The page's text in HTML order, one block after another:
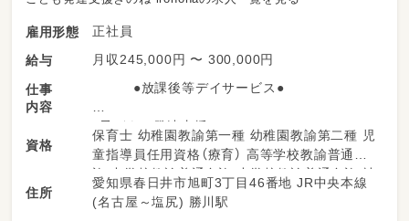
雇用形態
正社員
給与
月収245,000円 〜 300,000円
仕事
内容
●放課後等デイサービス●
・子どもの発達支援
(子ども達の主体で午後過ごしています)
・学校(15分程度の距離)や自宅への送迎
(シエンタや5名乗り・ステップワゴンなど)
・記録などの書類作成
資格
保育士 幼稚園教諭第一種 幼稚園教諭第二種 児
童指導員任用資格（療育） 高等学校教諭普通免
許 中学校教諭普通免許 小学校教諭普通免許 社
会福祉士 言語聴覚士 作業療法士 理学療法士
精神保健福祉士 普通自動車運転免許
住所
愛知県春日井市旭町3丁目46番地 JR中央本線
(名古屋～塩尻) 勝川駅